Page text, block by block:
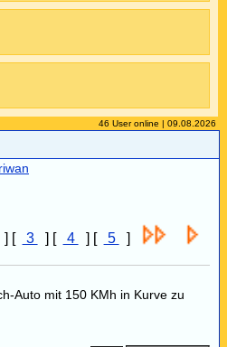
46 User online | 09.08.2026
] [ 3 ] [ 4 ] [ 5 ]
Auto mit 150 KMh in Kurve zu